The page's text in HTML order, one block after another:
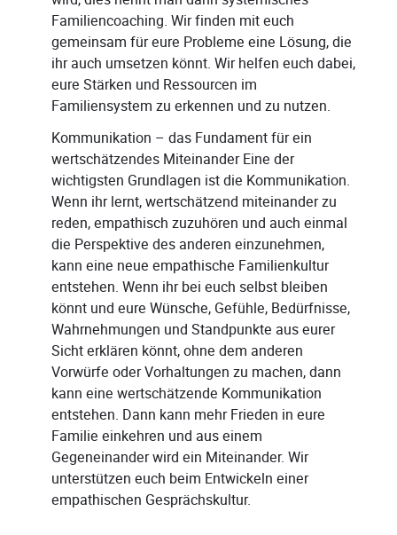
Familiencoaching. Wir finden mit euch
gemeinsam für eure Probleme eine Lösung, die
ihr auch umsetzen könnt. Wir helfen euch dabei,
eure Stärken und Ressourcen im
Familiensystem zu erkennen und zu nutzen.
Kommunikation – das Fundament für ein
wertschätzendes Miteinander Eine der
wichtigsten Grundlagen ist die Kommunikation.
Wenn ihr lernt, wertschätzend miteinander zu
reden, empathisch zuzuhören und auch einmal
die Perspektive des anderen einzunehmen,
kann eine neue empathische Familienkultur
entstehen. Wenn ihr bei euch selbst bleiben
könnt und eure Wünsche, Gefühle, Bedürfnisse,
Wahrnehmungen und Standpunkte aus eurer
Sicht erklären könnt, ohne dem anderen
Vorwürfe oder Vorhaltungen zu machen, dann
kann eine wertschätzende Kommunikation
entstehen. Dann kann mehr Frieden in eure
Familie einkehren und aus einem
Gegeneinander wird ein Miteinander. Wir
unterstützen euch beim Entwickeln einer
empathischen Gesprächskultur.